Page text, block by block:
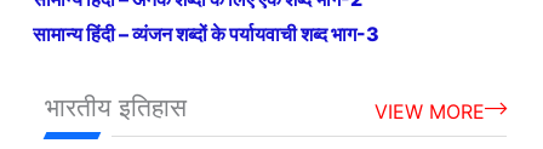
सामान्य हिंदी – व्यंजन शब्दों के पर्यायवाची शब्द भाग-3
भारतीय इतिहास VIEW MORE